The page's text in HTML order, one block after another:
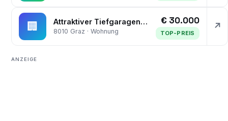
🏢 Attraktiver Tiefgaragenparkplatz in Toplage, Auersperg­gasse 17, 8010 Graz!
8010 Graz · Wohnung
€ 30.000
TOP-PREIS
↗
ANZEIGE